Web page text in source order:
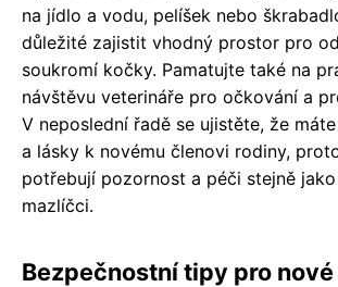
na jídlo a vodu, pelíšek nebo
důležité zajistit vhodný prostor pro
soukromí kočky. Pamatujte také na
návštěvu veterináře pro očkování a
V neposlední řadě se ujistěte, že
a lásky k novému členovi rodiny,
potřebují pozornost a péči stejně
mazlíčci.
Bezpečnostní tipy pro